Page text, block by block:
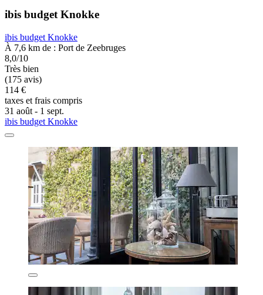
ibis budget Knokke
ibis budget Knokke
À 7,6 km de : Port de Zeebruges
8,0/10
Très bien
(175 avis)
114 €
taxes et frais compris
31 août - 1 sept.
ibis budget Knokke